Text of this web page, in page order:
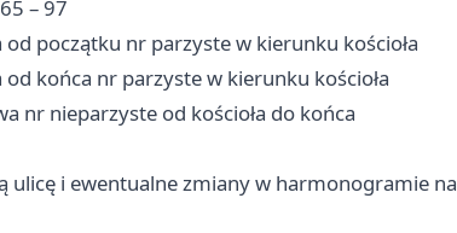
– 97
początku nr parzyste w kierunku kościoła
końca nr parzyste w kierunku kościoła
nieparzyste od kościoła do końca
ulicę i ewentualne zmiany w harmonogramie na